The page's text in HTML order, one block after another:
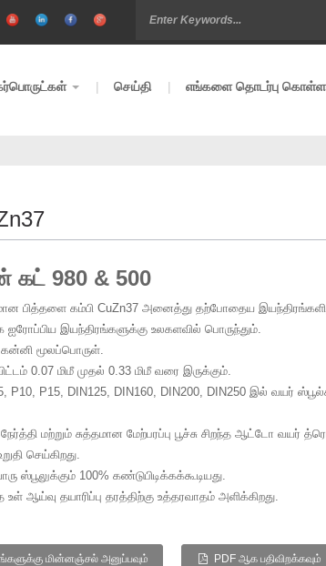
செய்தி எங்களை தொடர்பு
கட் 980 & 500
பித்தளை கம்பி CuZn37 அனைத்து தற்போதைய
ஐரோப்பிய இயந்திரங்களுக்கு உலகளவில் பொருந்தும்.
கன்னி மூலப்பொருள்.
0.07 மிமீ முதல் 0.33 மிமீ வரை இருக்கும்.
P10, P15, DIN125, DIN160, DIN200, DIN250 இல் வயர்
நேர்த்தி மற்றும் சுத்தமான மேற்பரப்பு பூச்சு சிறந்த ஆட்டோ வயர்
செய்கிறது.
ஸ்பூலுக்கும் 100% கண்டுபிடிக்கக்கூடியது.
ஆய்வு தயாரிப்பு தரத்திற்கு உத்தரவாதம் அளிக்கிறது.
மின்னஞ்சல் அனுப்பவும் PDF ஆக பதிவிறக்கவும்